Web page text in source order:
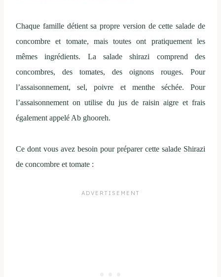
Chaque famille détient sa propre version de cette salade de
concombre et tomate, mais toutes ont pratiquement les
mêmes ingrédients. La salade shirazi comprend des
concombres, des tomates, des oignons rouges. Pour
l’assaisonnement, sel, poivre et menthe séchée. Pour
l’assaisonnement on utilise du jus de raisin aigre et frais
également appelé Ab ghooreh.
Ce dont vous avez besoin pour préparer cette salade Shirazi
de concombre et tomate :